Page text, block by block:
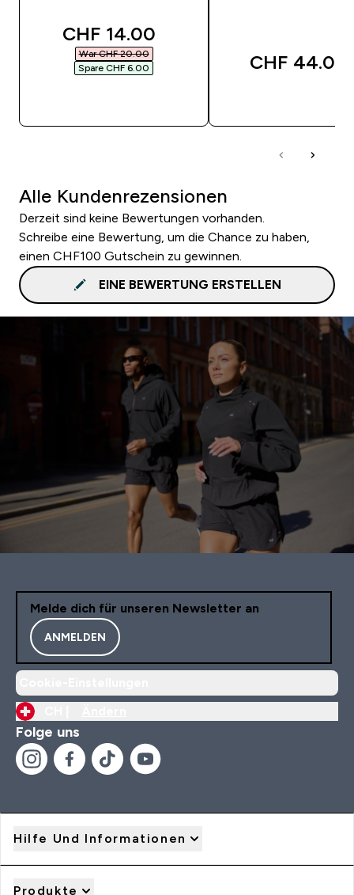
discounted price
CHF 14.00‎
War CHF 20.00‎
Spare CHF 6.00‎
CHF 44.00‎
Alle Kundenrezensionen
Derzeit sind keine Bewertungen vorhanden.
Schreibe eine Bewertung, um die Chance zu haben,
einen CHF100 Gutschein zu gewinnen.
EINE BEWERTUNG ERSTELLEN
Melde dich für unseren Newsletter an
ANMELDEN
Folge uns
Hilfe Und Informationen
Produkte